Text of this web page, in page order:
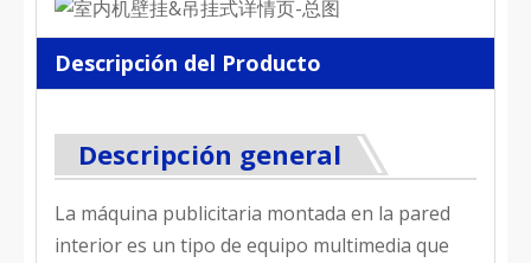
Descripción del Producto
Descripción general
La máquina publicitaria montada en la pared
interior es un tipo de equipo multimedia que